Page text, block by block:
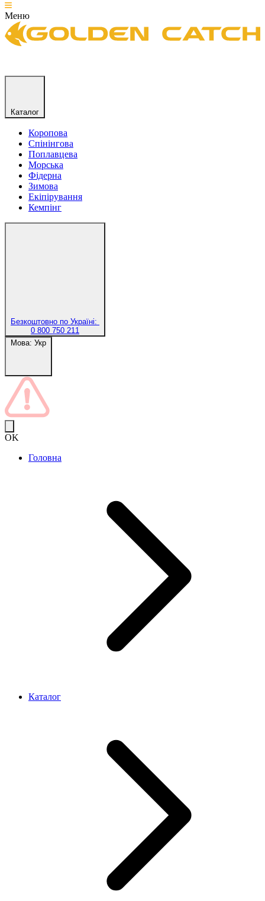
Меню
Каталог
Коропова
Спінінгова
Поплавцева
Морська
Фідерна
Зимова
Екіпірування
Кемпінг
Безкоштовно по Україні:
0 800 750 211
Мова: Укр
OK
Головна
Каталог